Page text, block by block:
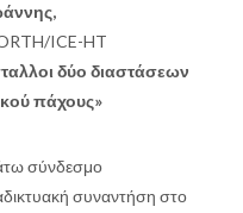
ICE-HT
δύο διαστάσεων
πάχους»
σύνδεσμο
συναντήση στο